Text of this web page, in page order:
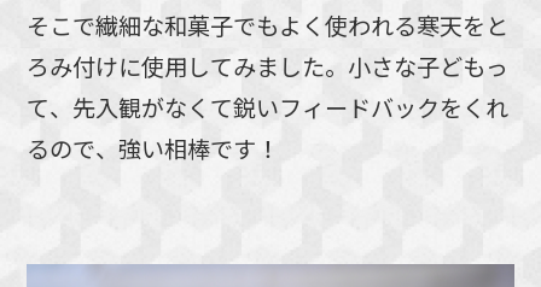
そこで繊細な和菓子でもよく使われる寒天をと
ろみ付けに使用してみました。小さな子どもっ
て、先入観がなくて鋭いフィードバックをくれ
るので、強い相棒です！